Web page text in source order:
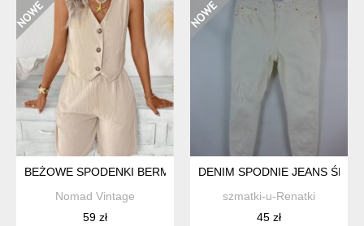
BEŻOWE SPODENKI BERMUDY – ROZMIAR L
Nomad Vintage
59 zł
DENIM SPODNIE JEANS
szmatki-u-Renatki
45 zł